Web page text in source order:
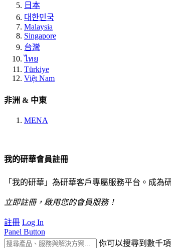
日本
대한민국
Malaysia
Singapore
台灣
ไทย
Türkiye
Việt Nam
非洲 & 中東
MENA
我的研華會員註冊
「我的研華」為研華客戶專屬服務平台。成
立即註冊，啟用您的會員服務！
註冊 Log In
Panel Button
你可以搜尋到數千